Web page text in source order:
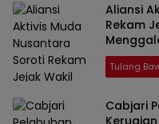
Aliansi
Rekam
Dugaan
Tulang
Cabjari